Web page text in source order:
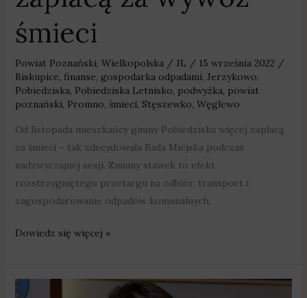
śmieci
Powiat Poznański, Wielkopolska/ JL / 15 września 2022 /
Biskupice, finanse, gospodarka odpadami, Jerzykowo,
Pobiedziska, Pobiedziska Letnisko, podwyżka, powiat
poznański, Promno, śmieci, Stęszewko, Węglewo
Od listopada mieszkańcy gminy Pobiedziska więcej zapłacą
za śmieci – tak zdecydowała Rada Miejska podczas
nadzwyczajnej sesji. Zmiany stawek to efekt
rozstrzygniętego przetargu na odbiór, transport i
zagospodarowanie odpadów komunalnych.
Dowiedz się więcej »
Burmistrz